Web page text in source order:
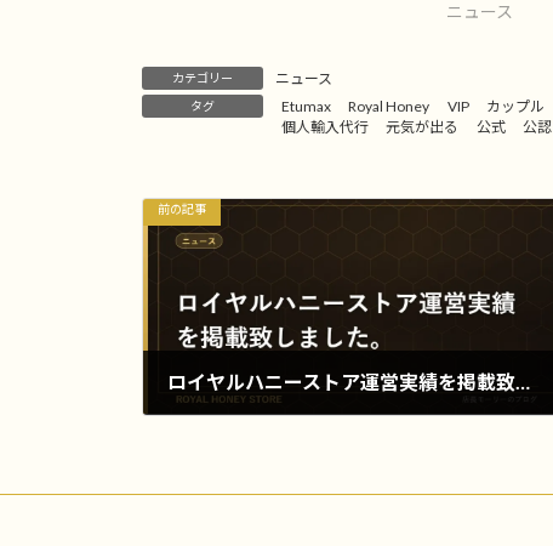
ニュース
カテゴリー ニュース
タグ Etumax Royal Honey VIP カップル
個人輸入代行
元気が出る 公式 公認
前の記事
ロイヤルハニーストア運営実績を掲載致しました。